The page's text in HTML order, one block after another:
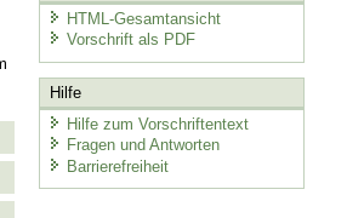
HTML-Gesamtansicht
Vorschrift als PDF
Hilfe
Hilfe zum Vorschriftentext
Fragen und Antworten
Barrierefreiheit